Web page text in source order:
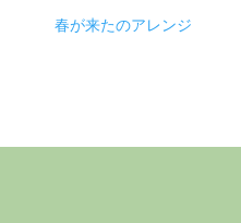
春が来たのアレンジ